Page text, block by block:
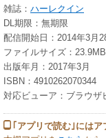
雑誌： ハーレクイン
DL期限：無期限
配信開始日：2014年3月
ファイルサイズ：23.9MB
出版年月：2017年3月
ISBN：4910262070344
対応ビューア：ブラウザ
｢アプリで読む｣には